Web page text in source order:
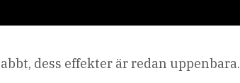
dess effekter är redan uppenbara.